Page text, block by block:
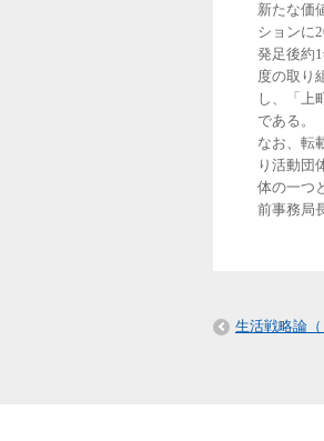
新たな価
ションに
発足後約
度の取り
し、「上
である。
なお、転
り活動団
体の一つ
前事務局
生活戦略論